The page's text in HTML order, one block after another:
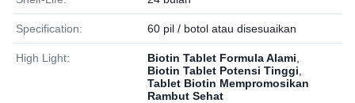
Specification: 60 pil / botol atau disesuaikan
High Light: Biotin Tablet Formula Alami
Biotin Tablet Potensi Tinggi
Tablet Biotin Mempromosikan
Rambut Sehat